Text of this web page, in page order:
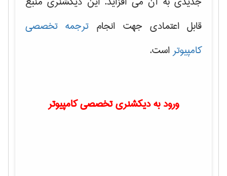
قابل اعتمادی جهت انجام ترجمه تخصصی
کامپیوتراست.
ورود به دیکشنری تخصصی کامپیوتر